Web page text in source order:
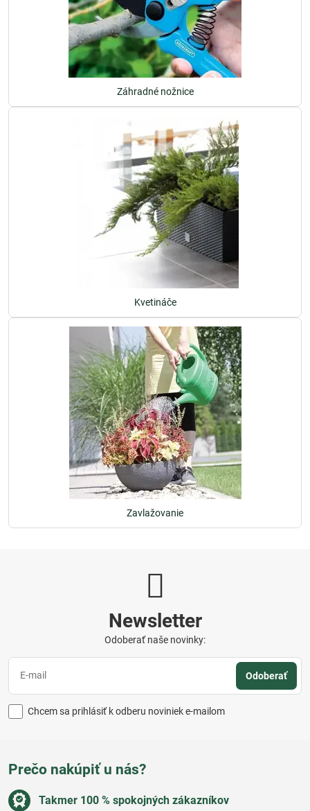
Záhradné nožnice
Kvetináče
Zavlažovanie
Newsletter
Odoberať naše novinky:
Odoberať
Chcem sa prihlásiť k odberu noviniek e-mailom
Prečo nakúpiť u nás?
Takmer 100 % spokojných zákazníkov